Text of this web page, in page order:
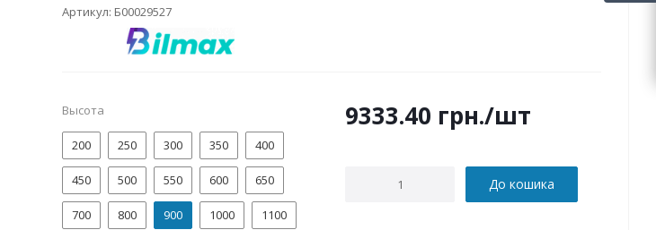
Артикул: Б00029527
Высота
200 250 300 350 400
450 500 550 600 650
700 800 900 1000 1100
9333.40 грн./шт
До кошика